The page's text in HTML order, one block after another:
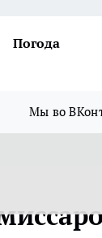
Погода
Мы во